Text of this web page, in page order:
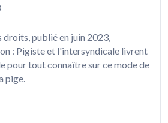
droits, publié en juin 2023,
: Pigiste et l'intersyndicale livrent
pour tout connaître sur ce mode de
pige.